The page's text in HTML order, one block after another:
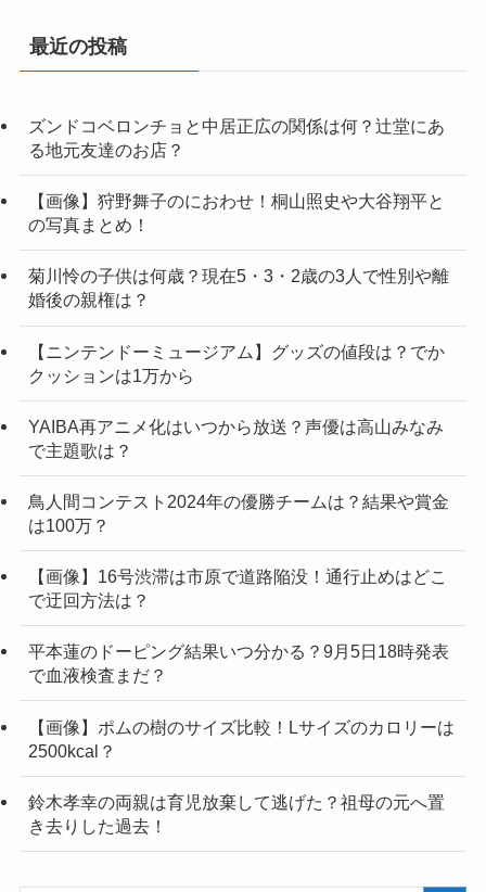
最近の投稿
ズンドコベロンチョと中居正広の関係は何？辻堂にあ
る地元友達のお店？
【画像】狩野舞子のにおわせ！桐山照史や大谷翔平と
の写真まとめ！
菊川怜の子供は何歳？現在5・3・2歳の3人で性別や離
婚後の親権は？
【ニンテンドーミュージアム】グッズの値段は？でか
クッションは1万から
YAIBA再アニメ化はいつから放送？声優は高山みなみ
で主題歌は？
鳥人間コンテスト2024年の優勝チームは？結果や賞金
は100万？
【画像】16号渋滞は市原で道路陥没！通行止めはどこ
で迂回方法は？
平本蓮のドーピング結果いつ分かる？9月5日18時発表
で血液検査まだ？
【画像】ポムの樹のサイズ比較！Lサイズのカロリーは
2500kcal？
鈴木孝幸の両親は育児放棄して逃げた？祖母の元へ置
き去りした過去！